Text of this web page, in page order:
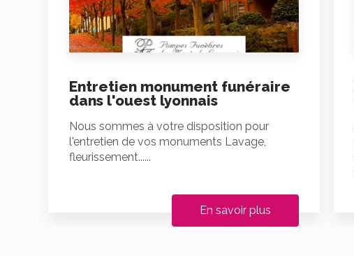
Entretien monument funéraire
dans l'ouest lyonnais
Nous sommes à votre disposition pour
l'entretien de vos monuments Lavage,
fleurissement......
En savoir plus